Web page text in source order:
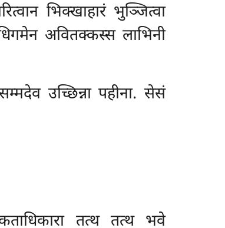
भिक्खाहारं भुञ्जित्वा
अवितक्कस्स लाभिनी
उच्छिन्ना पहीना. सेसं
तत्थ तत्थ भवे